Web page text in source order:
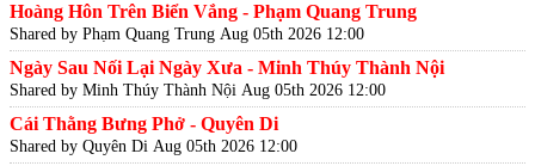
Hoàng Hôn Trên Biển Vắng - Phạm Quang Trung
Shared by Phạm Quang Trung Aug 05th 2026 12:00
Ngày Sau Nối Lại Ngày Xưa - Minh Thúy Thành Nội
Shared by Minh Thúy Thành Nội Aug 05th 2026 12:00
Cái Thằng Bưng Phở - Quyên Di
Shared by Quyên Di Aug 05th 2026 12:00